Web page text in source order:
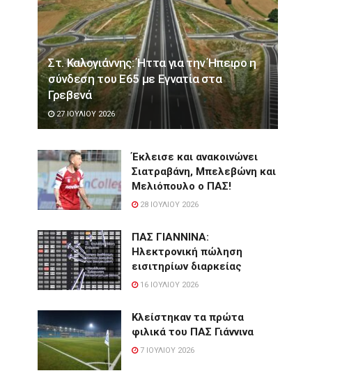
Στ. Καλογιάννης: Ήττα για την Ήπειρο η
σύνδεση του Ε65 με Εγνατία στα
Γρεβενά
27 ΙΟΥΛΊΟΥ 2026
Έκλεισε και ανακοινώνει
Σιατραβάνη, Μπελεβώνη και
Μελιόπουλο ο ΠΑΣ!
28 ΙΟΥΛΊΟΥ 2026
ΠΑΣ ΓΙΑΝΝΙΝΑ:
Hλεκτρονική πώληση
εισιτηρίων διαρκείας
16 ΙΟΥΛΊΟΥ 2026
Κλείστηκαν τα πρώτα
φιλικά του ΠΑΣ Γιάννινα
7 ΙΟΥΛΊΟΥ 2026